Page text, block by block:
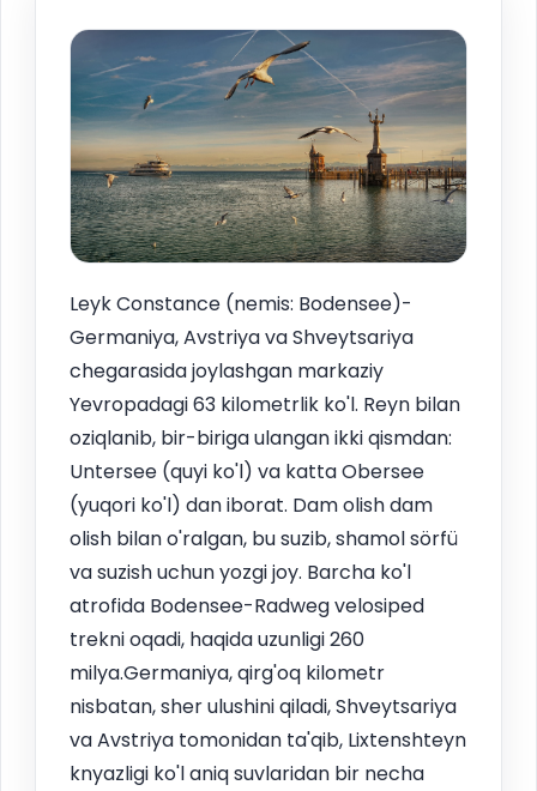
Leyk Constance (nemis: Bodensee)-
Germaniya, Avstriya va Shveytsariya
chegarasida joylashgan markaziy
Yevropadagi 63 kilometrlik ko'l. Reyn bilan
oziqlanib, bir-biriga ulangan ikki qismdan:
Untersee (quyi ko'l) va katta Obersee
(yuqori ko'l) dan iborat. Dam olish dam
olish bilan o'ralgan, bu suzib, shamol sörfü
va suzish uchun yozgi joy. Barcha ko'l
atrofida Bodensee-Radweg velosiped
trekni oqadi, haqida uzunligi 260
milya.Germaniya, qirg'oq kilometr
nisbatan, sher ulushini qiladi, Shveytsariya
va Avstriya tomonidan ta'qib, Lixtenshteyn
knyazligi ko'l aniq suvlaridan bir necha